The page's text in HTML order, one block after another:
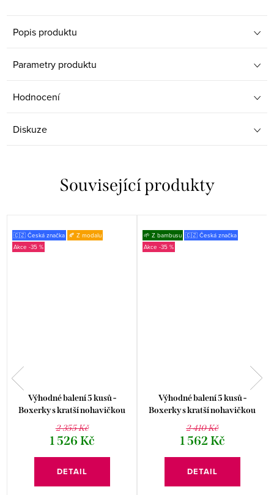
Popis produktu
Parametry produktu
Hodnocení
Diskuze
Související produkty
🇨🇿 Česká značka 🍂 Z modalu
-35 %
Výhodné balení 5 kusů -
Boxerky s kratší nohavičkou
73138P
2 355 Kč
1 526 Kč
DETAIL
🌱 Z bambusu 🇨🇿 Česká značka
-35 %
Výhodné balení 5 kusů -
Boxerky s kratší nohavičkou
73129P
2 410 Kč
1 562 Kč
DETAIL